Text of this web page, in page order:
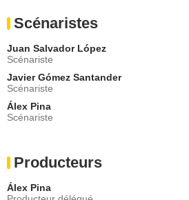
- 3 Episodes :2-3-4
Rafael
- 3 Episodes :
Diana Gómez
Tatiana
- 3 Episodes :
Alba Flores
Mikel Bustamante
- 2 Episodes :
Scénaristes
Juan Salvador López
Scénariste
Javier Gómez Santander
Scénariste
Álex Pina
Scénariste
Producteurs
Álex Pina